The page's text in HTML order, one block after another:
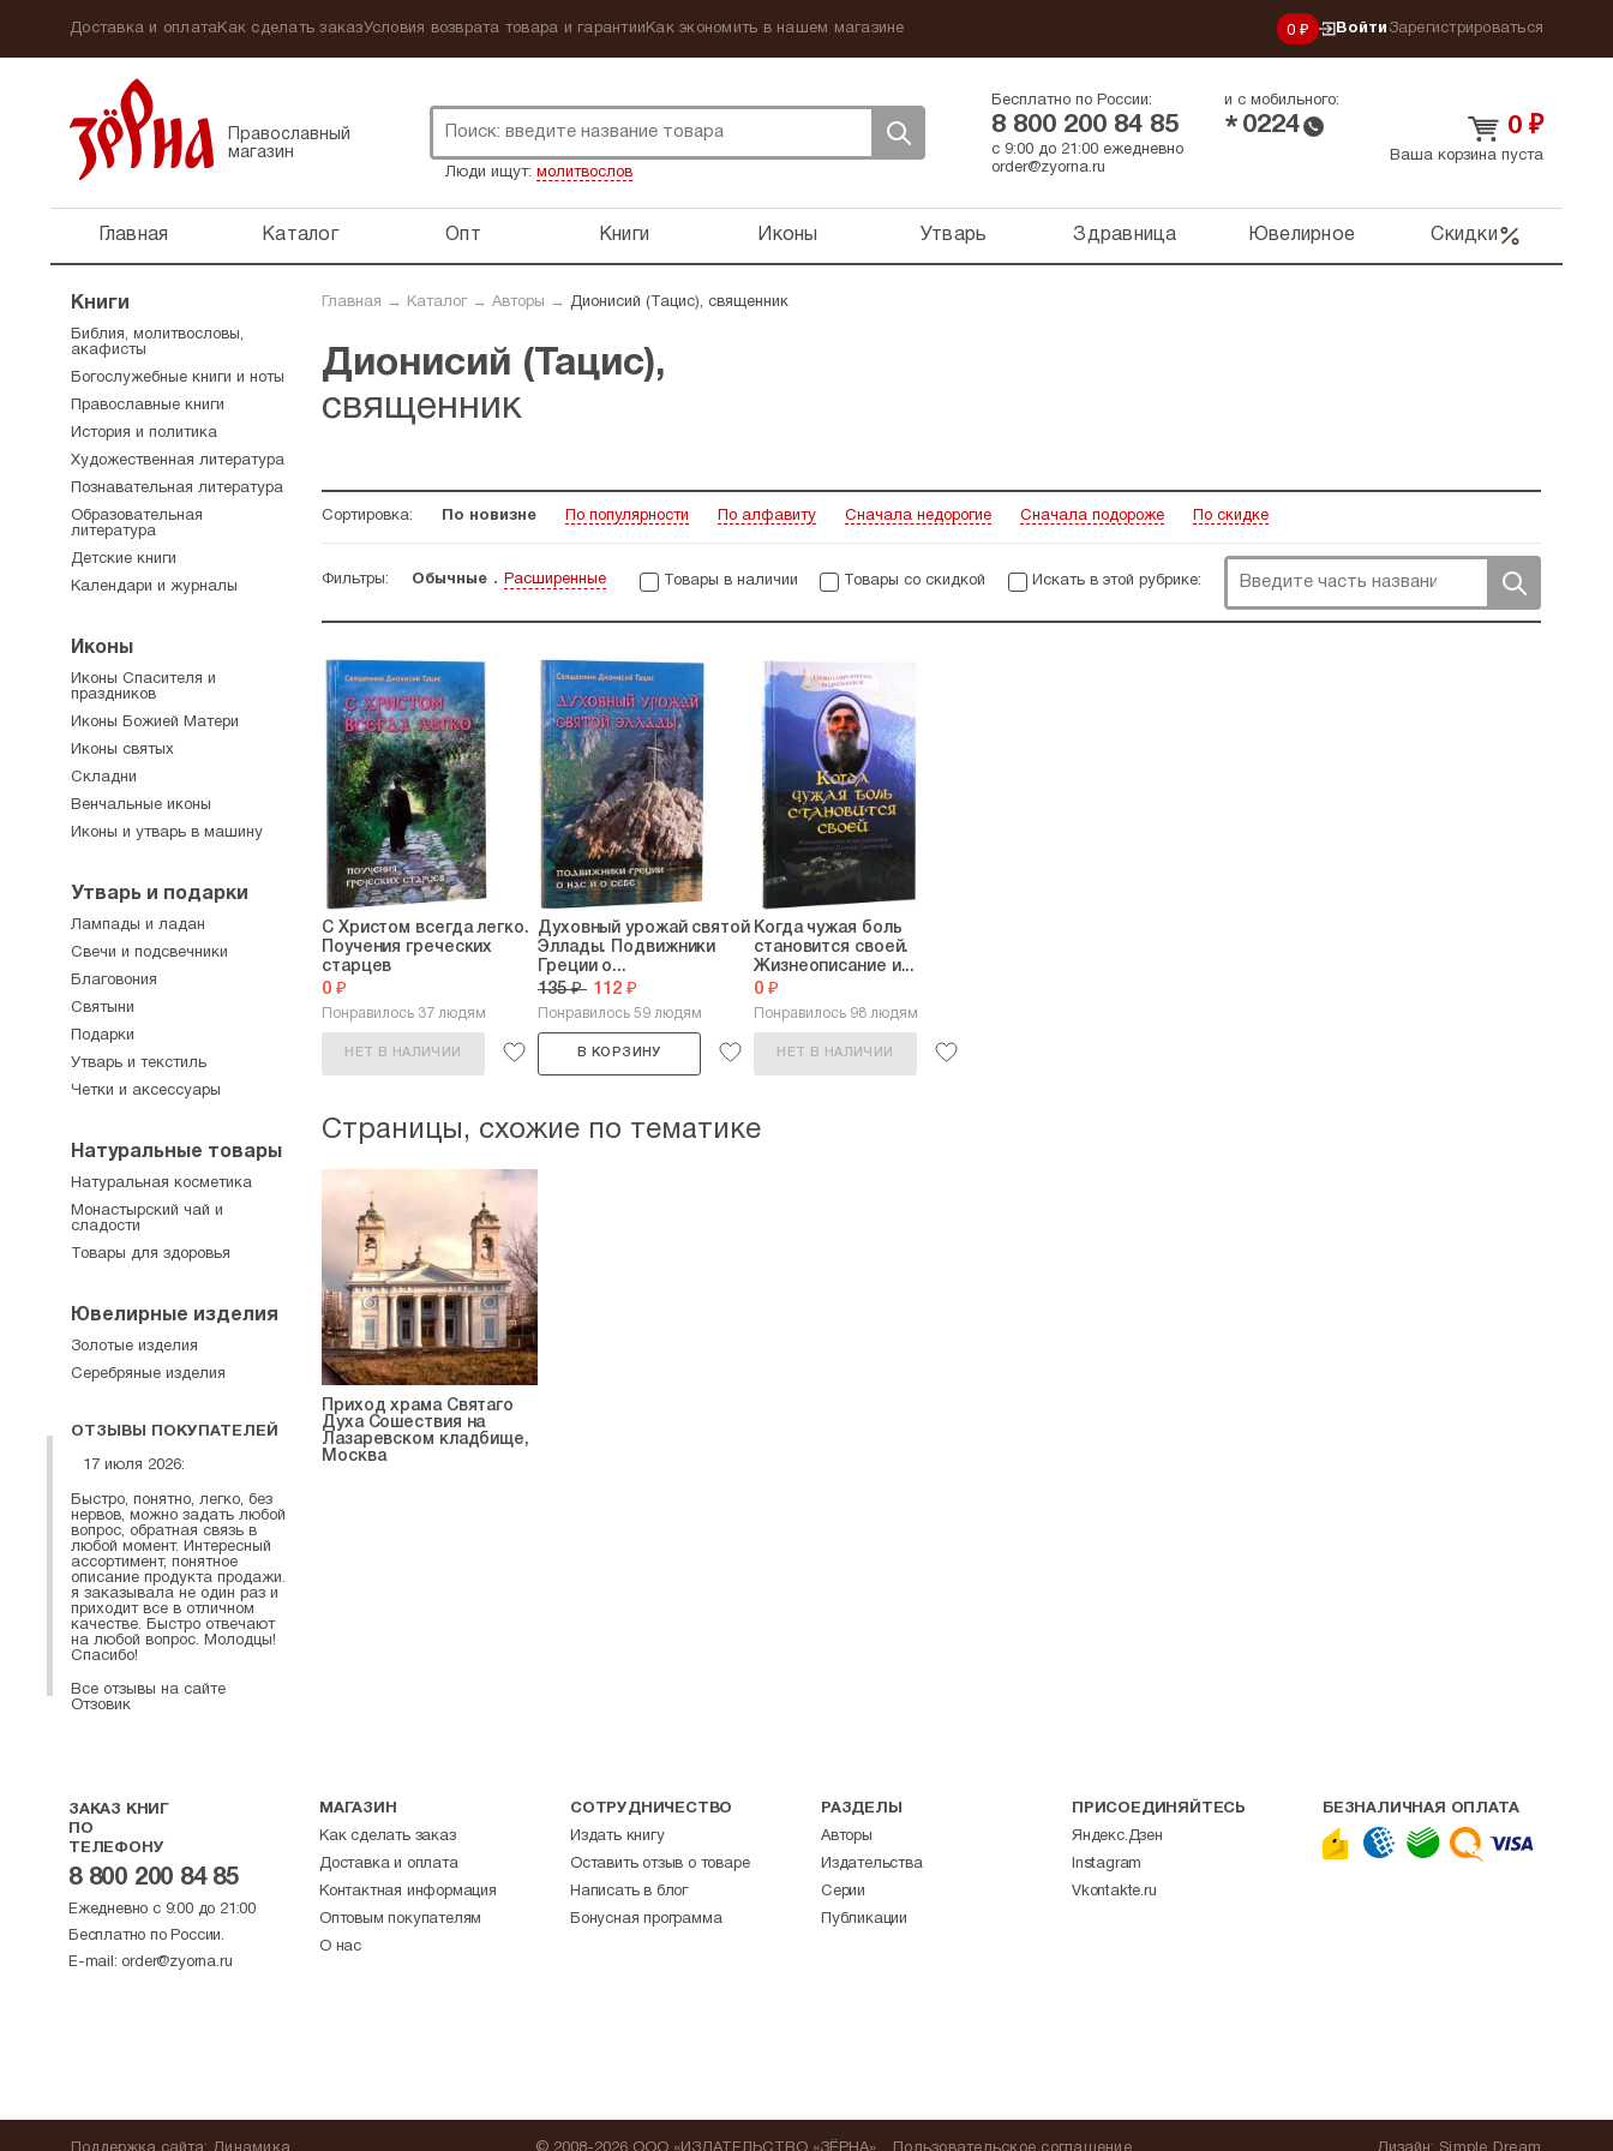
Доставка и оплатаКак сделать заказУсловия возврата товара и гарантии Как экономить в нашем магазине 0 ₽ Войти Зарегистрироваться
Православный
магазин
Люди ищут: молитвослов
Бесплатно по России:
8 800 200 84 85
и с мобильного:
* 0224
с 9:00 до 21:00 ежедневно
order@zyorna.ru
0 ₽
Ваша корзина пуста
Главная Каталог Опт Книги Иконы Утварь Здравница Ювелирное Скидки
Главная → Каталог→ Авторы → Дионисий (Тацис), священник
Дионисий (Тацис),
священник
Сортировка: По новизне По популярности По алфавиту Сначала недорогие Сначала подороже По скидке
Фильтры: Обычные Расширенные Товары в наличии Товары со скидкой Искать в этой рубрике:
С Христом всегда легко.
Поучения греческих
старцев
0 ₽
Понравилось 37 людям
НЕТ В НАЛИЧИИ
Духовный урожай святой
Эллады. Подвижники
Греции о...
135 ₽ 112 ₽
Понравилось 59 людям
В КОРЗИНУ
Когда чужая боль
становится своей.
Жизнеописание и...
0 ₽
Понравилось 98 людям
НЕТ В НАЛИЧИИ
Страницы, схожие по тематике
Приход храма Святаго
Духа Сошествия на
Лазаревском кладбище,
Москва
Книги
Библия, молитвословы,
акафисты
Богослужебные книги и ноты
Православные книги
История и политика
Художественная литература
Познавательная литература
Образовательная
литература
Детские книги
Календари и журналы
Иконы
Иконы Спасителя и
праздников
Иконы Божией Матери
Иконы святых
Складни
Венчальные иконы
Иконы и утварь в машину
Утварь и подарки
Лампады и ладан
Свечи и подсвечники
Благовония
Святыни
Подарки
Утварь и текстиль
Четки и аксессуары
Натуральные товары
Натуральная косметика
Монастырский чай и
сладости
Товары для здоровья
Ювелирные изделия
Золотые изделия
Серебряные изделия
ОТЗЫВЫ ПОКУПАТЕЛЕЙ
17 июля 2026:
Быстро, понятно, легко, без
нервов, можно задать любой
вопрос, обратная связь в
любой момент. Интересный
ассортимент, понятное
описание продукта продажи.
я заказывала не один раз и
приходит все в отличном
качестве. Быстро отвечают
на любой вопрос. Молодцы!
Спасибо!
Все отзывы на сайте
Отзовик
ЗАКАЗ КНИГ
ПО
ТЕЛЕФОНУ
8 800 200 84 85
Ежедневно с 9:00 до 21:00
Бесплатно по России.
E-mail: order@zyorna.ru
МАГАЗИН
Как сделать заказ
Доставка и оплата
Контактная информация
Оптовым покупателям
О нас
СОТРУДНИЧЕСТВО
Издать книгу
Оставить отзыв о товаре
Написать в блог
Бонусная программа
РАЗДЕЛЫ
Авторы
Издательства
Серии
Публикации
ПРИСОЕДИНЯЙТЕСЬ
Яндекс.Дзен
Instagram
Vkontakte.ru
БЕЗНАЛИЧНАЯ ОПЛАТА